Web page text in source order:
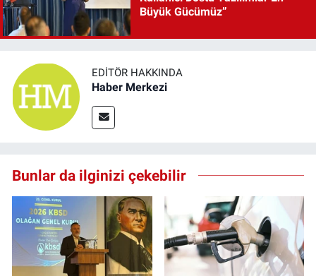
Büyük Gücümüz”
EDITÖR HAKKINDA
Haber Merkezi
Bunlar da ilginizi çekebilir